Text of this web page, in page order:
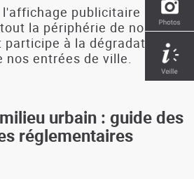
publicitaire affecte
la périphérie de nos
à la dégradation de
nos entrées de ville.
urbain : guide des
réglementaires